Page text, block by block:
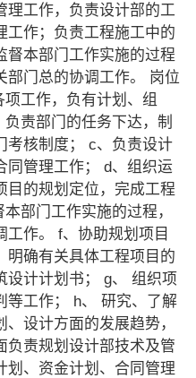
理工作，负责设计部的工
工作；负责工程施工中的
督本部门工作实施的过程
部门总的协调工作。 岗位
工作，负有计划、组
责部门的任务下达，制
考核制度； c、负责设计
同管理工作； d、组织运
目的规划定位，完成工程
部门工作实施的过程，
工作。 f、协助规划项目
明确有关具体工程项目的
设计计划书； g、 组织项
等工作； h、 研究、了解
设计方面的发展趋势，
负责规划设计部技术及管
划、资金计划、合同管理